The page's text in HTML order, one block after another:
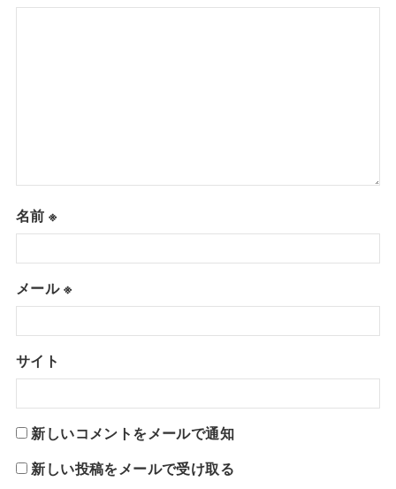
名前※
メール※
サイト
新しいコメントをメールで通知
新しい投稿をメールで受け取る